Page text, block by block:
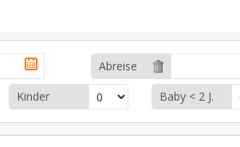
Abreise
Kinder Baby < 2 J.